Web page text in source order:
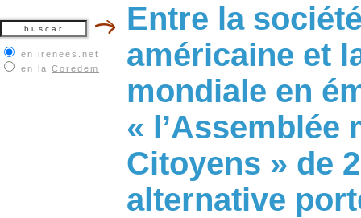
en irenees.net
en la Coredem
Entre la
américaine et
mondiale en
« l’Assemblée
Citoyens » de
alternative